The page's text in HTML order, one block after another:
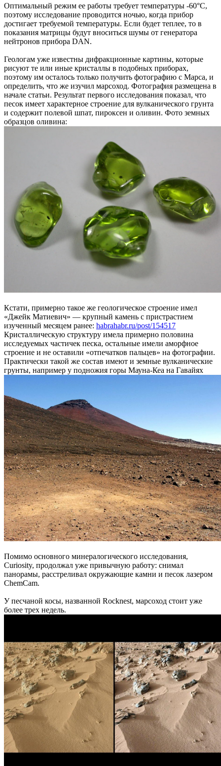
Оптимальный режим ее работы требует температуры -60°С,
поэтому исследование проводится ночью, когда прибор
достигает требуемой температуры. Если будет теплее, то в
показания матрицы будут вноситься шумы от генератора
нейтронов прибора DAN.
Геологам уже известны дифракционные картины, которые
рисуют те или иные кристаллы в подобных приборах,
поэтому им осталось только получить фотографию с Марса, и
определить, что же изучил марсоход. Фотография размещена в
начале статьи. Результат первого исследования показал, что
песок имеет характерное строение для вулканического грунта
и содержит полевой шпат, пироксен и оливин. Фото земных
образцов оливина:
Кстати, примерно такое же геологическое строение имел
«Джейк Матиевич» — крупный камень с пристрастием
изученный месяцем ранее: habrahabr.ru/post/154517
Кристаллическую структуру имела примерно половина
исследуемых частичек песка, остальные имели аморфное
строение и не оставили «отпечатков пальцев» на фотографии.
Практически такой же состав имеют и земные вулканические
грунты, например у подножия горы Мауна-Кеа на Гавайях
Помимо основного минералогического исследования,
Curiosity, продолжал уже привычную работу: снимал
панорамы, расстреливал окружающие камни и песок лазером
ChemCam.
У песчаной косы, названной Rocknest, марсоход стоит уже
более трех недель.